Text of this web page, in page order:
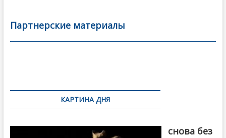
b
o
er l
а
в
Партнерские материалы
по
записямКАРТИНА ДНЯ
снова без